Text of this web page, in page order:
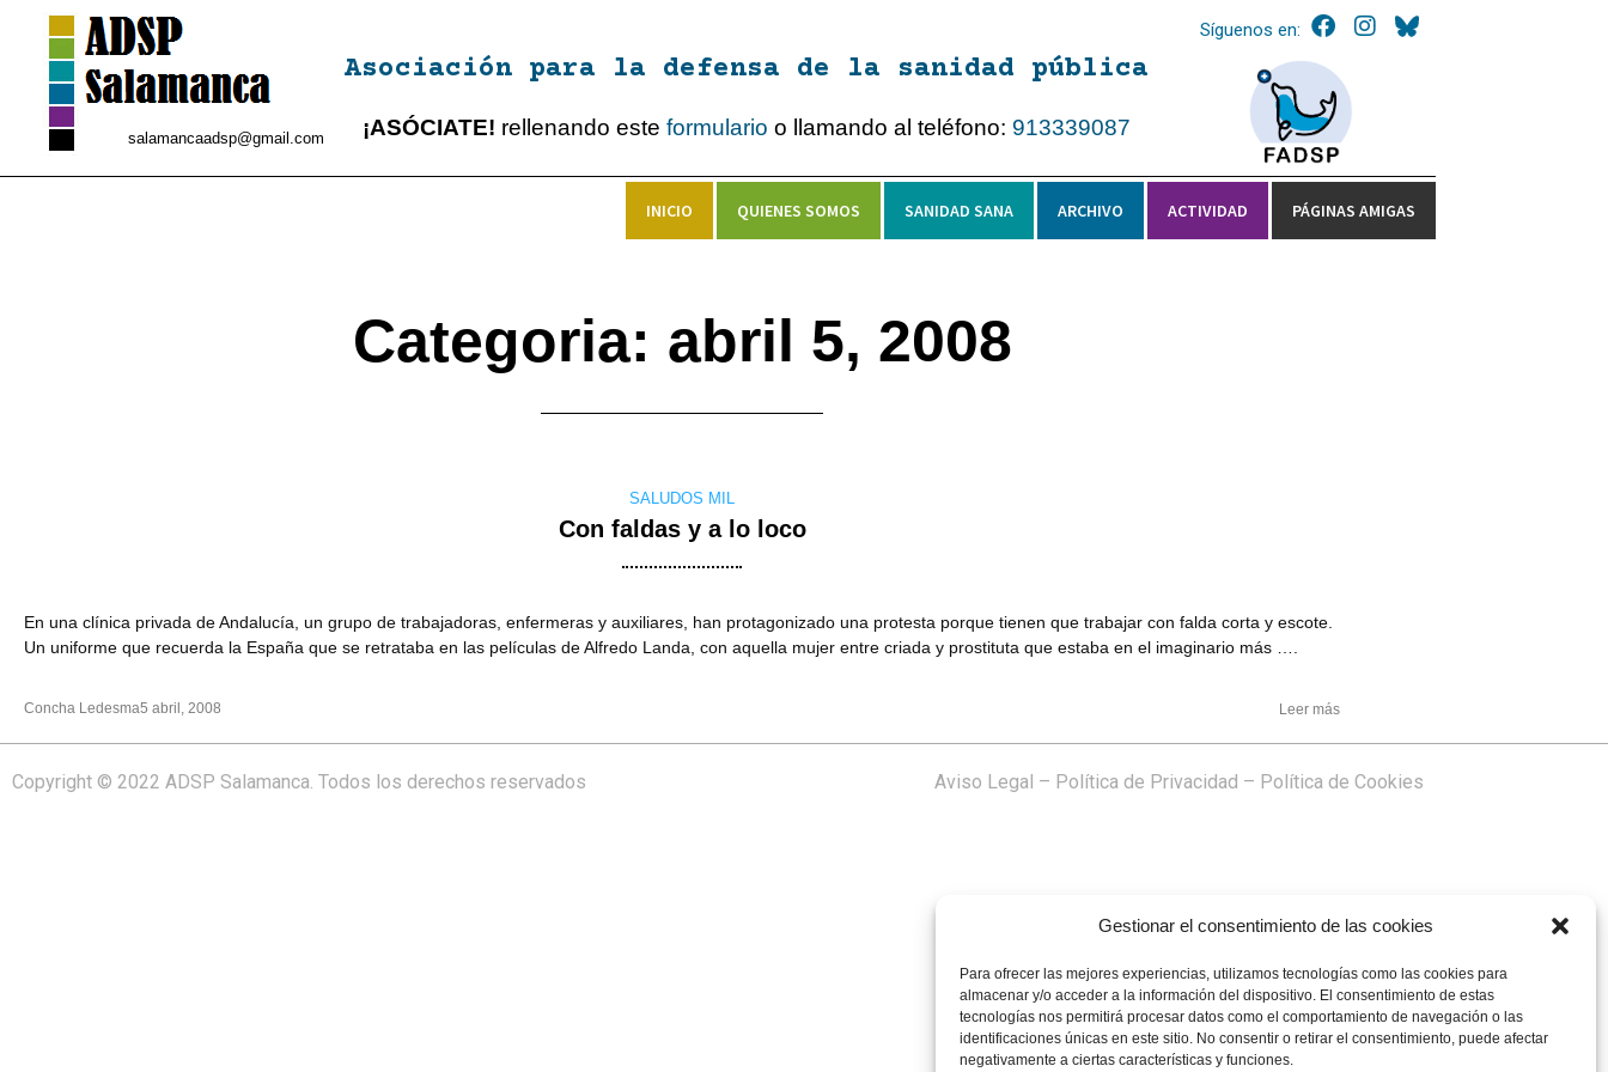
Gestionar el consentimiento de las cookies
Para ofrecer las mejores experiencias, utilizamos tecnologías como las cookies para
almacenar y/o acceder a la información del dispositivo. El consentimiento de estas
tecnologías nos permitirá procesar datos como el comportamiento de navegación o las
identificaciones únicas en este sitio. No consentir o retirar el consentimiento, puede afectar
negativamente a ciertas características y funciones.
salamancaadsp@gmail.com
Asociación para la defensa de la sanidad pública
¡ASÓCIATE! rellenando esteformulario o llamando al teléfono: 913339087
Síguenos en:
INICIO QUIENES SOMOS SANIDAD SANA ARCHIVO ACTIVIDAD PÁGINAS AMIGAS
Categoria: abril 5, 2008
SALUDOS MIL
Con faldas y a lo loco
En una clínica privada de Andalucía, un grupo de trabajadoras, enfermeras y auxiliares, han protagonizado una protesta porque tienen que trabajar con falda corta y escote.
Un uniforme que recuerda la España que se retrataba en las películas de Alfredo Landa, con aquella mujer entre criada y prostituta que estaba en el imaginario más ….
Concha Ledesma5 abril, 2008 Leer más
Copyright © 2022 ADSP Salamanca. Todos los derechos reservados Aviso Legal – Política de Privacidad – Política de Cookies